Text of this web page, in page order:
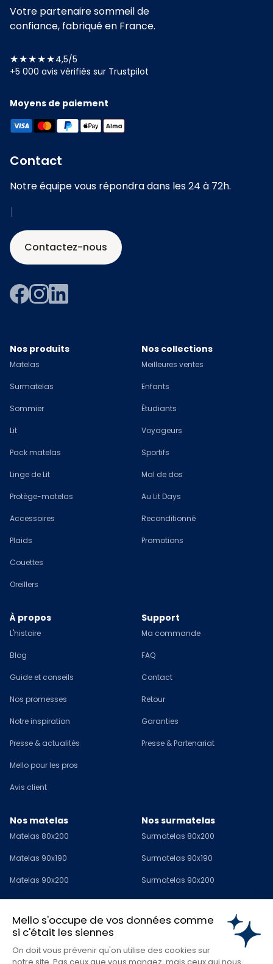
Mello s'occupe de vos données comme
si c'était les siennes
On doit vous prévenir qu'on utilise des cookies sur
notre site. Pas ceux que vous mangez, mais ceux qui nous
Votre partenaire sommeil de
confiance, fabriqué en France.
★★★★★4,5/5
+5 000 avis vérifiés sur Trustpilot
Moyens de paiement
Contact
Notre équipe vous répondra dans les 24 à 72h.
|
Contactez-nous
Nos produits
Matelas
Surmatelas
Sommier
Lit
Pack matelas
Linge de Lit
Protège-matelas
Accessoires
Plaids
Couettes
Oreillers
Nos collections
Meilleures ventes
Enfants
Étudiants
Voyageurs
Sportifs
Mal de dos
Au Lit Days
Reconditionné
Promotions
À propos
L'histoire
Blog
Guide et conseils
Nos promesses
Notre inspiration
Presse & actualités
Mello pour les pros
Avis client
Support
Ma commande
FAQ
Contact
Retour
Garanties
Presse & Partenariat
Nos matelas
Matelas 80x200
Matelas 90x190
Matelas 90x200
Matelas 120x190
Matelas 140x190
Matelas 140x200
Nos surmatelas
Surmatelas 80x200
Surmatelas 90x190
Surmatelas 90x200
Surmatelas 120x190
Surmatelas 140x190
Surmatelas 140x200